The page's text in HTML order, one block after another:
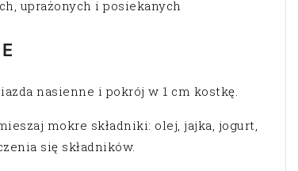
uprażonych i posiekanych
nasienne i pokrój w 1 cm kostkę.
mokre składniki: olej, jajka, jogurt,
się składników.